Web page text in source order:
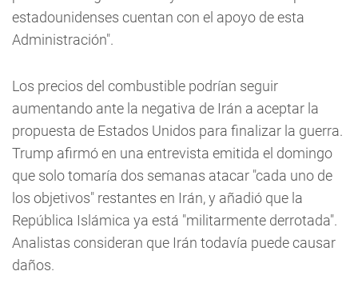
estadounidenses cuentan con el apoyo de esta
Administración".
Los precios del combustible podrían seguir
aumentando ante la negativa de Irán a aceptar la
propuesta de Estados Unidos para finalizar la guerra.
Trump afirmó en una entrevista emitida el domingo
que solo tomaría dos semanas atacar "cada uno de
los objetivos" restantes en Irán, y añadió que la
República Islámica ya está "militarmente derrotada".
Analistas consideran que Irán todavía puede causar
daños.